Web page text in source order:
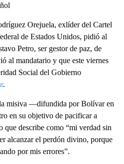
Orejuela, exlíder del Cartel
de Estados Unidos, pidió al
Petro, ser gestor de paz, de
al mandatario y que este viernes
Social del Gobierno
.
misiva —difundida por Bolívar en
en su objetivo de pacificar a
que describe como “mi verdad sin
alcanzar el perdón divino, porque
por mis errores”.